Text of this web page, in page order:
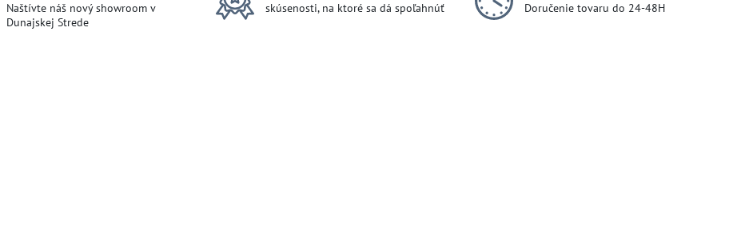
Naštívte náš nový showroom v
Dunajskej Strede
skúsenosti, na ktoré sa dá spoľahnúť Doručenie tovaru do 24-48H